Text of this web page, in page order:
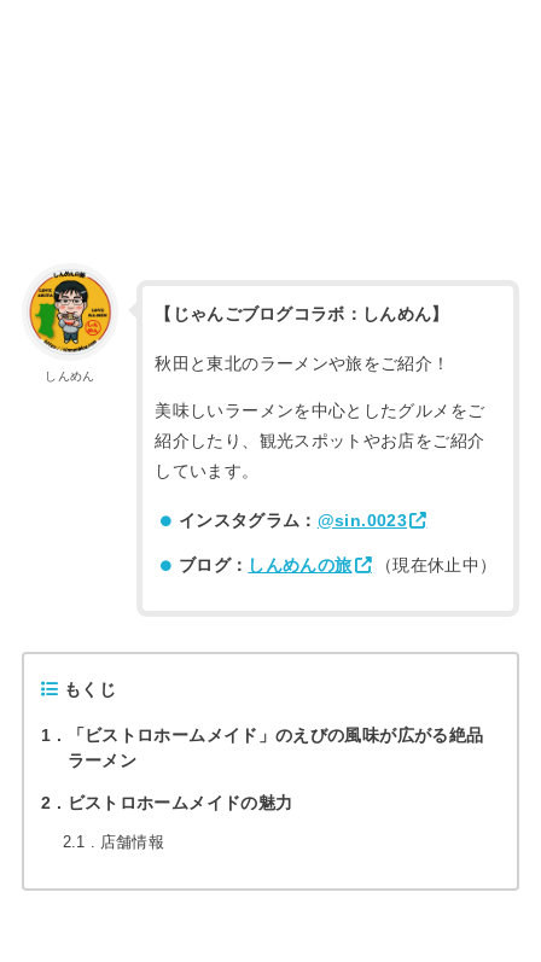
しんめん
【じゃんごブログコラボ：しんめん】
秋田と東北のラーメンや旅をご紹介！
美味しいラーメンを中心としたグルメをご
紹介したり、観光スポットやお店をご紹介
しています。
インスタグラム： @sin.0023
ブログ： しんめんの旅 （現在休止中）
もくじ
1
「ビストロホームメイド」のえびの風味が広がる絶品
ラーメン
2 ビストロホームメイドの魅力
2.1 店舗情報